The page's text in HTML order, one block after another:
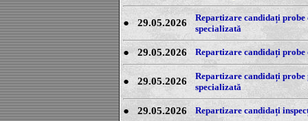
● 29.05.2026
Repartizare candidați
specializată
●29.05.2026 Repartizare candidați
● 29.05.2026
Repartizare candidați
specializată
● 29.05.2026 Repartizare candidați